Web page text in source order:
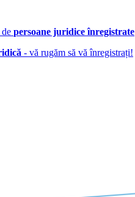
persoane juridice înregistrate
- vă rugăm să vă înregistrați!